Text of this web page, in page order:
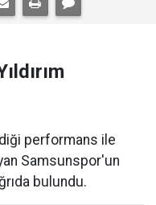
performans ile
Samsunspor'un
bulundu.